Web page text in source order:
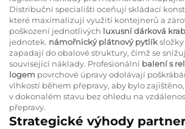
Distribuční speciališti oceňují skládací
které maximalizují využití kontejnerů a
poškození jednotlivých luxusní dárková
jednotek. námořnický plátnový pytlík
zapadají do obalové struktury, čímž se
související náklady. Profesionální balení s
logem povrchové úpravy odolávají
vlhkostí během přepravy, aby bylo
v dokonalém stavu bez ohledu na
přepravy.
Strategické výhody